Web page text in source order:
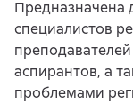
Предназначена
специалистов
аспирантов, а
проблемами